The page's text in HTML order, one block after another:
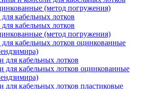
(метод погружения)
кабельных лотков
кабельных лотков
(метод погружения)
кабельных лотков оцинкованные
для кабельных лотков
для кабельных лотков оцинкованные
для кабельных лотков пластиковые